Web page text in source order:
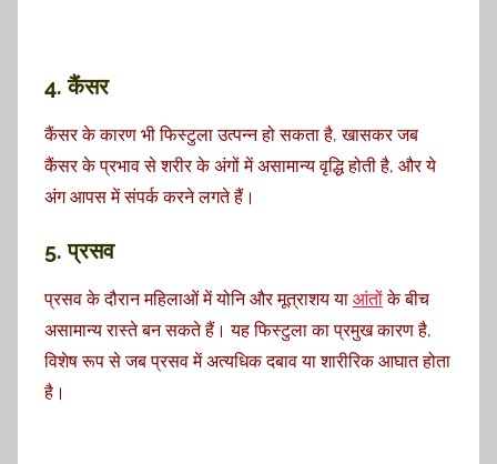
4. कैंसर
कैंसर के कारण भी फिस्टुला उत्पन्न हो सकता है, खासकर जब
कैंसर के प्रभाव से शरीर के अंगों में असामान्य वृद्धि होती है, और ये
अंग आपस में संपर्क करने लगते हैं।
5. प्रसव
प्रसव के दौरान महिलाओं में योनि और मूत्राशय या आंतों के बीच
असामान्य रास्ते बन सकते हैं। यह फिस्टुला का प्रमुख कारण है,
विशेष रूप से जब प्रसव में अत्यधिक दबाव या शारीरिक आघात होता
है।